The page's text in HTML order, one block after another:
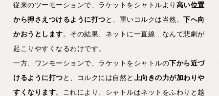
従来のツーモーションで、ラケットをシャトルより 高い位置
から押さえつけるように打つと、重いコルクは当然、下へ向
かおうとします。その結果、ネットに一直線…なんて悲劇が
起こりやすくなるわけです。
一方、ワンモーションで、ラケットをシャトルの下から近づ
けるように打つと、コルクには自然と
上向きの力が加わりや
すくなります。これにより、シャトルはネットをふわりと越